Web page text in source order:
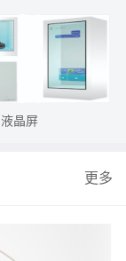
晶屏
更多